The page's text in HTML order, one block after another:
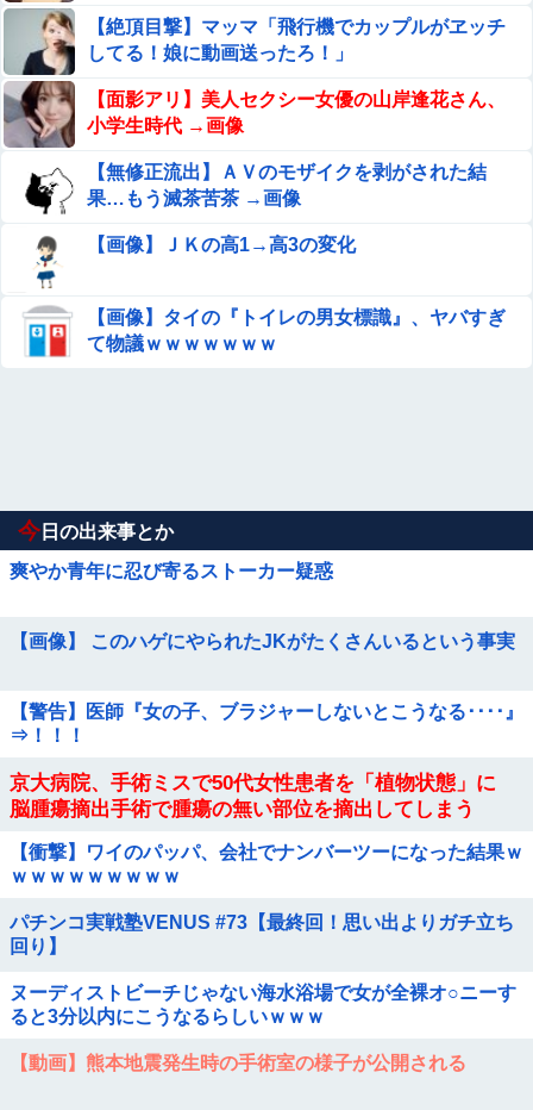
【絶頂目撃】マッマ「飛行機でカップルがヱッチ
してる！娘に動画送ったろ！」
【面影アリ】美人セクシー女優の山岸逢花さん、
小学生時代 →画像
【無修正流出】ＡＶのモザイクを剥がされた結
果…もう滅茶苦茶 →画像
【画像】ＪＫの高1→高3の変化
【画像】タイの『トイレの男女標識』、ヤバすぎ
て物議ｗｗｗｗｗｗｗ
今 日の出来事とか
爽やか青年に忍び寄るストーカー疑惑
【画像】 このハゲにやられたJKがたくさんいるという事実
【警告】医師『女の子、ブラジャーしないとこうなる････』
⇒！！！
京大病院、手術ミスで50代女性患者を「植物状態」に
脳腫瘍摘出手術で腫瘍の無い部位を摘出してしまう
【衝撃】ワイのパッパ、会社でナンバーツーになった結果ｗ
ｗｗｗｗｗｗｗｗｗ
パチンコ実戦塾VENUS #73【最終回！思い出よりガチ立ち
回り】
ヌーディストビーチじゃない海水浴場で女が全裸オ○ニーす
ると3分以内にこうなるらしいｗｗｗ
【動画】熊本地震発生時の手術室の様子が公開される